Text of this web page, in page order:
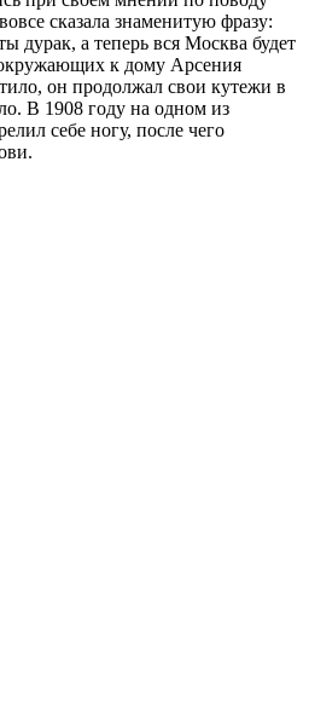
сказала знаменитую фразу:
дурак, а теперь вся Москва будет
к дому Арсения
он продолжал свои кутежи в
В 1908 году на одном из
себе ногу, после чего